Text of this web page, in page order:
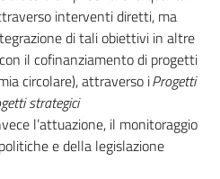
interventi diretti, ma
di tali obiettivi in altre
il cofinanziamento di progetti
circolare), attraverso iProgetti
strategici
l’attuazione, il monitoraggio
e della legislazione